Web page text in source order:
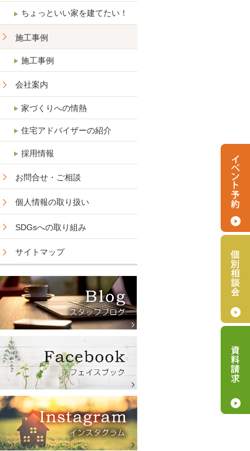
ちょっといい家を建てたい！
施工事例
施工事例
会社案内
家づくりへの情熱
住宅アドバイザーの紹介
採用情報
お問合せ・ご相談
個人情報の取り扱い
SDGsへの取り組み
サイトマップ